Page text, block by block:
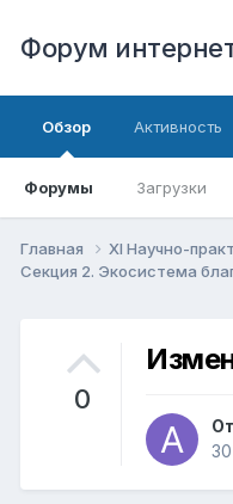
Форум
Обзор
Форумы Загрузки
Активность
Главная
XI Научно-
Секция 2. Экосистема
0